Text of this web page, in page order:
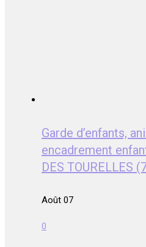
Garde d’enfants,
encadrement
DES TOURELLES
Août 07
0